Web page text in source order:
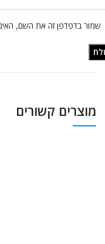
שמור בדפדפן זה את השם,
מוצרים קשורים